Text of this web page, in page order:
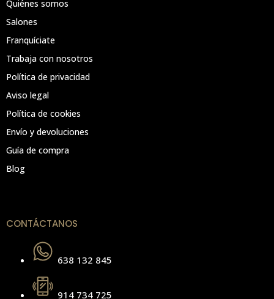
Quiénes somos
Salones
Franquíciate
Trabaja con nosotros
Política de privacidad
Aviso legal
Política de cookies
Envío y devoluciones
Guía de compra
Blog
CONTÁCTANOS
638 132 845
914 734 725